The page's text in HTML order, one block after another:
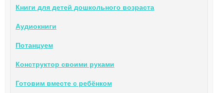
Книги для детей дошкольного возраста
Аудиокниги
Потанцуем
Конструктор своими руками
Готовим вместе с ребёнком